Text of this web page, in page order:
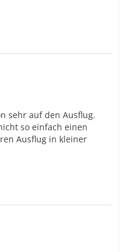
sehr auf den Ausflug.
so einfach einen
Ausflug in kleiner